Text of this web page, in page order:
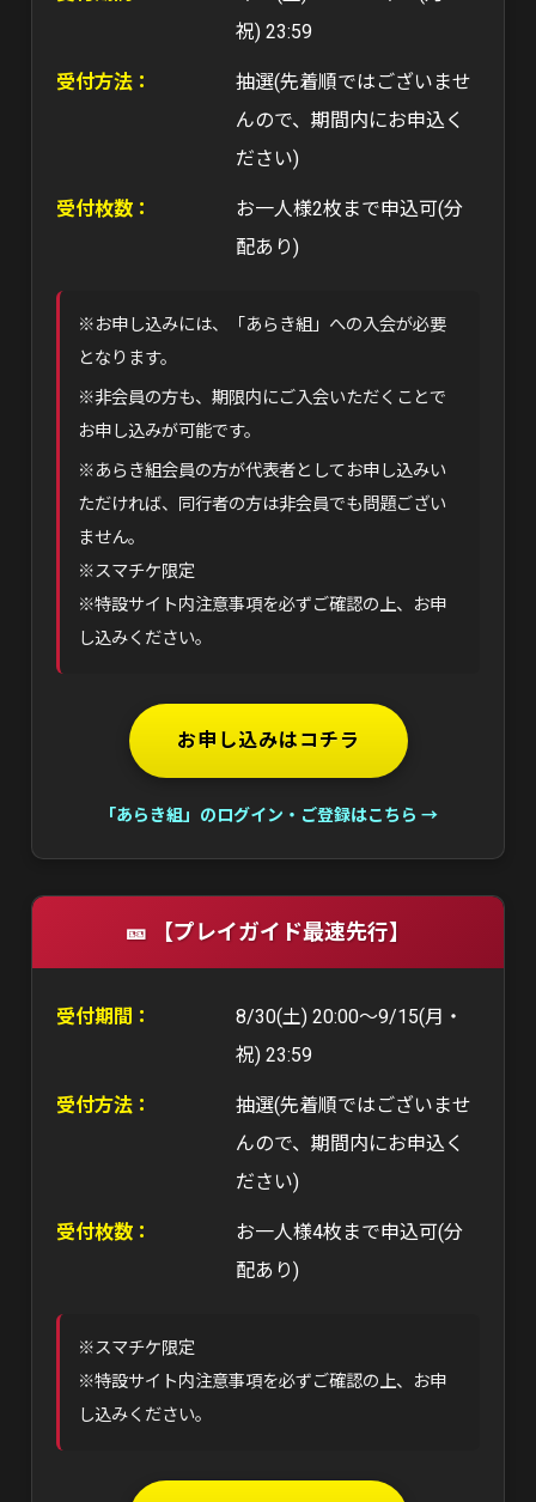
祝) 23:59
受付方法：
抽選(先着順ではございませ
んので、期間内にお申込く
ださい)
受付枚数：
お一人様2枚まで申込可(分
配あり)
※お申し込みには、「あらき組」への入会が必要
となります。
※非会員の方も、期限内にご入会いただくことで
お申し込みが可能です。
※あらき組会員の方が代表者としてお申し込みい
ただければ、同行者の方は非会員でも問題ござい
ません。
※スマチケ限定
※特設サイト内注意事項を必ずご確認の上、お申
し込みください。
お申し込みはコチラ
「あらき組」のログイン・ご登録はこちら →
🎫 【プレイガイド最速先行】
受付期間 ：
8/30(土) 20:00〜9/15(月・
祝) 23:59
受付方法：
抽選(先着順ではございませ
んので、期間内にお申込く
ださい)
受付枚数：
お一人様4枚まで申込可(分
配あり)
※スマチケ限定
※特設サイト内注意事項を必ずご確認の上、お申
し込みください。